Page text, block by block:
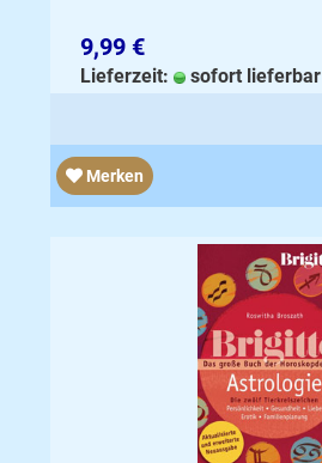
9,99 €
Lieferzeit:
sofort lieferbar
Merken